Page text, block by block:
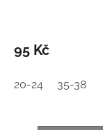
95 Kč
20-24 35-38